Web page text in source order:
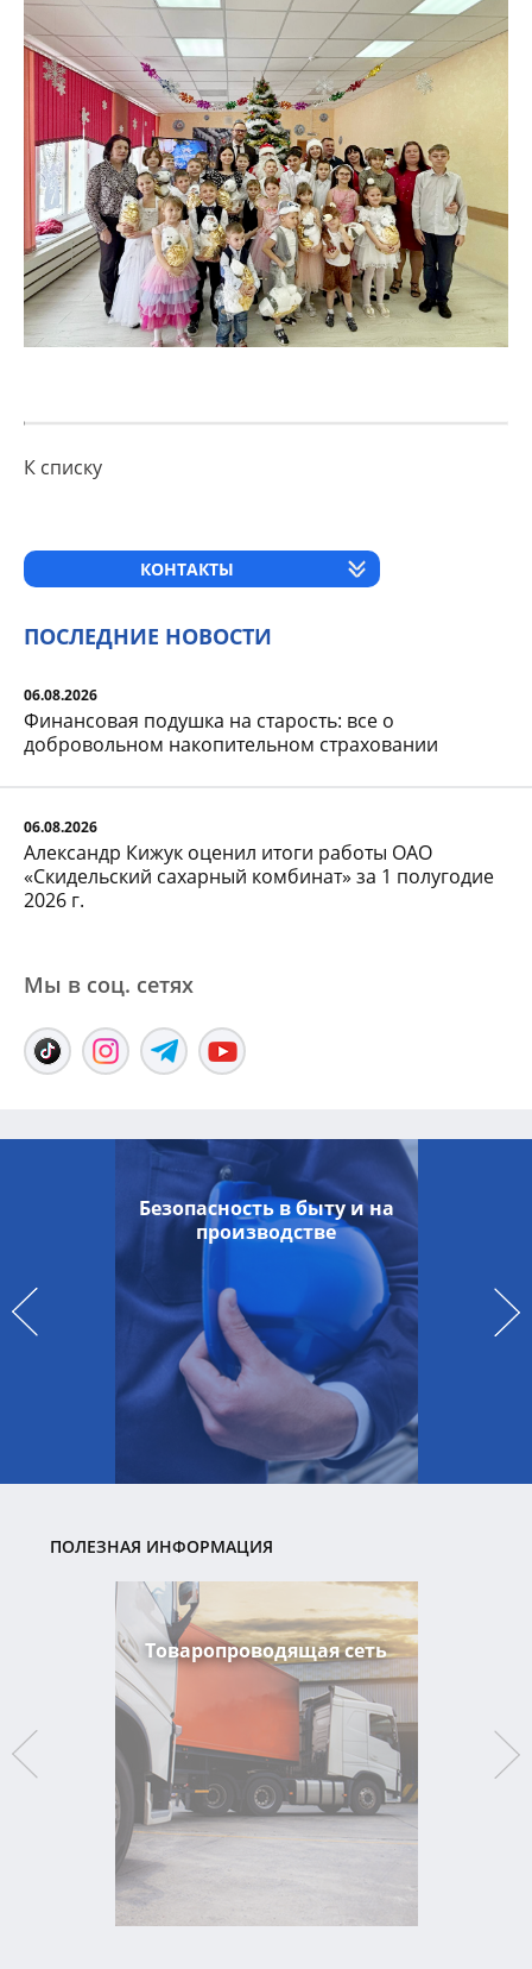
К списку
КОНТАКТЫ
ПОСЛЕДНИЕ НОВОСТИ
06.08.2026
Финансовая подушка на старость: все о
добровольном накопительном страховании
06.08.2026
Александр Кижук оценил итоги работы ОАО
«Скидельский сахарный комбинат» за 1 полугодие
2026 г.
Мы в соц. сетяx
Безопасность в быту и на
производстве
ПОЛЕЗНАЯ ИНФОРМАЦИЯ
Товаропроводящая сеть